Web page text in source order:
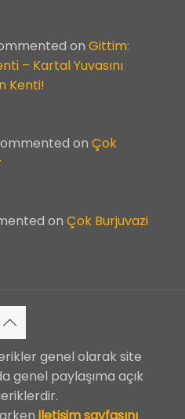
on Gittim:
– Kartal Yuvasını
Kenti!
on Çok
on Çok Burjuvazi
genel olarak site
genel paylaşıma açık
iletişim sayfasını